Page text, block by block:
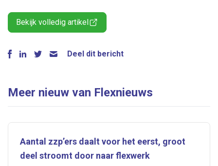
Bekijk volledig artikel
Deel dit bericht
Meer nieuw van Flexnieuws
Aantal zzp’ers daalt voor het eerst, groot
deel stroomt door naar flexwerk